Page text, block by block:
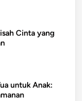
Cinta yang
untuk Anak: